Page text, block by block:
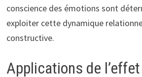
conscience des émotions sont
exploiter cette dynamique
constructive.
Applications de